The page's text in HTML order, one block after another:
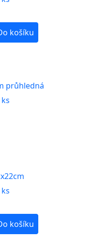
košíku
průhledná
košíku